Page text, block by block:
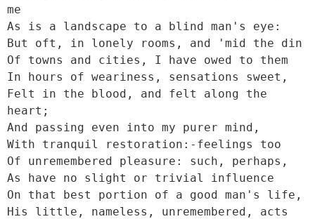
me
As is a landscape to a blind man's eye:
But oft, in lonely rooms, and 'mid the din
Of towns and cities, I have owed to them
In hours of weariness, sensations sweet,
Felt in the blood, and felt along the
heart;
And passing even into my purer mind,
With tranquil restoration:-feelings too
Of unremembered pleasure: such, perhaps,
As have no slight or trivial influence
On that best portion of a good man's life,
His little, nameless, unremembered, acts